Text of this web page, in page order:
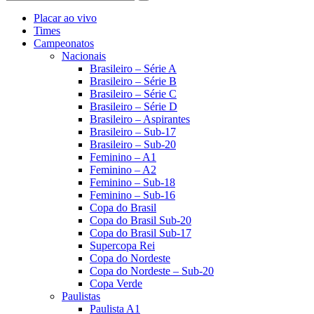
Placar ao vivo
Times
Campeonatos
Nacionais
Brasileiro – Série A
Brasileiro – Série B
Brasileiro – Série C
Brasileiro – Série D
Brasileiro – Aspirantes
Brasileiro – Sub-17
Brasileiro – Sub-20
Feminino – A1
Feminino – A2
Feminino – Sub-18
Feminino – Sub-16
Copa do Brasil
Copa do Brasil Sub-20
Copa do Brasil Sub-17
Supercopa Rei
Copa do Nordeste
Copa do Nordeste – Sub-20
Copa Verde
Paulistas
Paulista A1